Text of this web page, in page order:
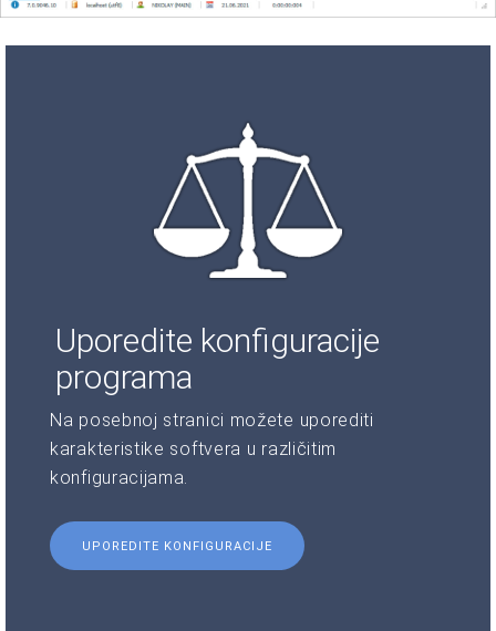
Uporedite konfiguracije
programa
Na posebnoj stranici možete uporediti
karakteristike softvera u različitim
konfiguracijama.
UPOREDITE KONFIGURACIJE